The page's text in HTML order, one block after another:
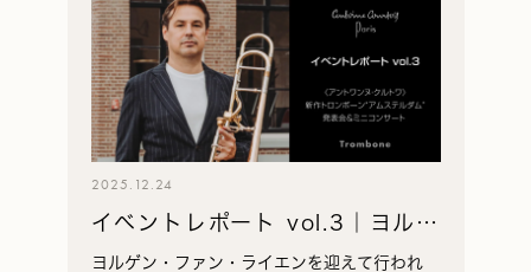
2025.12.24
イベントレポート vol.3｜ヨル
ゲン・ファン・ライエン来日｜
ヨルゲン・ファン・ライエンを迎えて行われ